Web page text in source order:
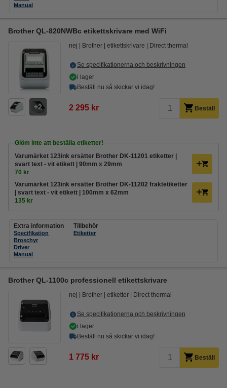
Manual
Brother QL-820NWBc etikettskrivare med WiFi
2
nej Brother etikettskrivare Direct thermal
Se specifikationerna och beskrivningen
i lager
Beställ nu så skickar vi idag!
2 295 kr Beställ
Glöm inte att beställa etiketter!
Varumärket 123ink ersätter Brother DK-11201 etiketter |
svart text - vit etikett | 90mm x 29mm
70 kr
Varumärket 123ink ersätter Brother DK-11202 fraktetiketter
| svart text - vit etikett | 100mm x 62mm
135 kr
Extra information
Specifikation
Broschyr
Driver
Manual
Tillbehör
Etiketter
Brother QL-1100c professionell etikettskrivare
nej Brother etiketter Direct thermal
Se specifikationerna och beskrivningen
i lager
Beställ nu så skickar vi idag!
1 775 kr Beställ